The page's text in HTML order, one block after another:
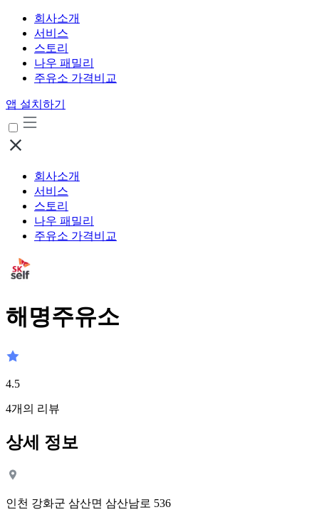
회사소개
서비스
스토리
나우 패밀리
주유소 가격비교
앱 설치하기
회사소개
서비스
스토리
나우 패밀리
주유소 가격비교
해명주유소
4.5
4개의 리뷰
상세 정보
인천 강화군 삼산면 삼산남로 536